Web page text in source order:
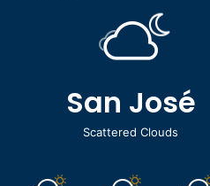
San José
Scattered Clouds